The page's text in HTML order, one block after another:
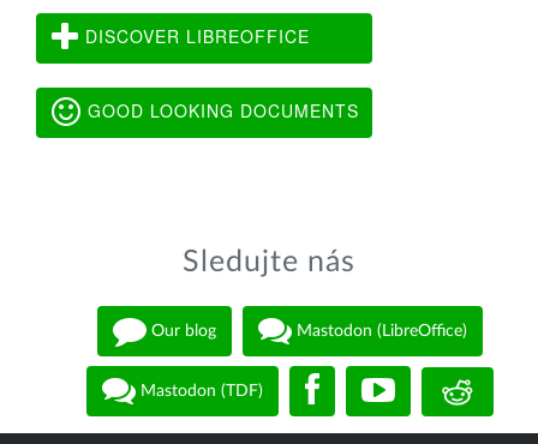
DISCOVER LIBREOFFICE
GOOD LOOKING DOCUMENTS
Sledujte nás
Our blog Mastodon (LibreOffice)
Mastodon (TDF)